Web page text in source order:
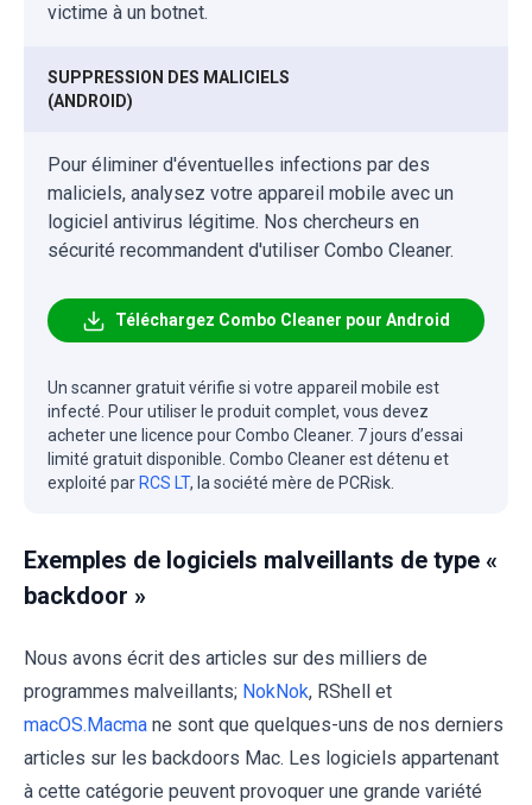
victime à un botnet.
SUPPRESSION DES MALICIELS
(ANDROID)
Pour éliminer d'éventuelles infections par des
maliciels, analysez votre appareil mobile avec un
logiciel antivirus légitime. Nos chercheurs en
sécurité recommandent d'utiliser Combo Cleaner.
Téléchargez Combo Cleaner pour Android
Un scanner gratuit vérifie si votre appareil mobile est
infecté. Pour utiliser le produit complet, vous devez
acheter une licence pour Combo Cleaner. 7 jours d’essai
limité gratuit disponible. Combo Cleaner est détenu et
exploité par RCS LT, la société mère de PCRisk.
Exemples de logiciels malveillants de type «
backdoor »
Nous avons écrit des articles sur des milliers de
programmes malveillants; NokNok, RShell et
macOS.Macma ne sont que quelques-uns de nos derniers
articles sur les backdoors Mac. Les logiciels appartenant
à cette catégorie peuvent provoquer une grande variété